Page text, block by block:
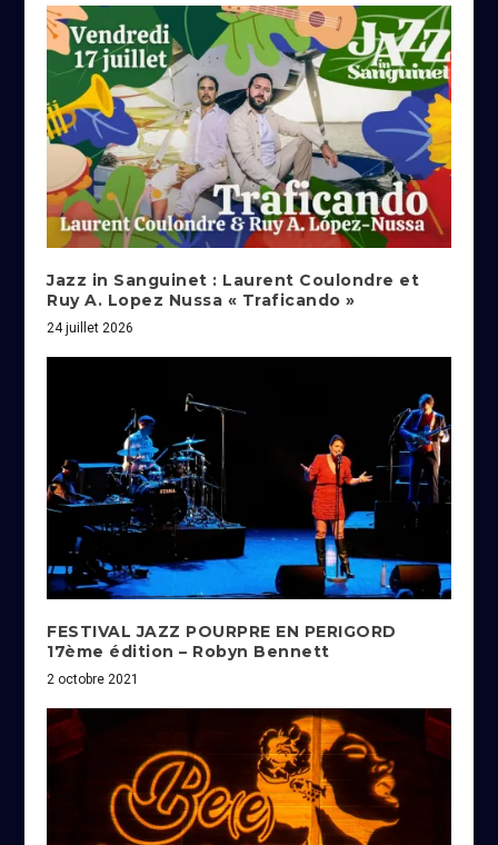
Jazz in Sanguinet : Laurent Coulondre et
Ruy A. Lopez Nussa « Traficando »
24 juillet 2026
FESTIVAL JAZZ POURPRE EN PERIGORD
17ème édition – Robyn Bennett
2 octobre 2021